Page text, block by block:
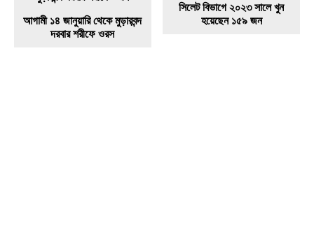
আগামী ১৪ জানুয়ারি থেকে মুড়ারবন্দ
দরবার শরীফে ওরস
সিলেট বিভাগে ২০২৩ সালে খুন
হয়েছেন ১৫৯ জন